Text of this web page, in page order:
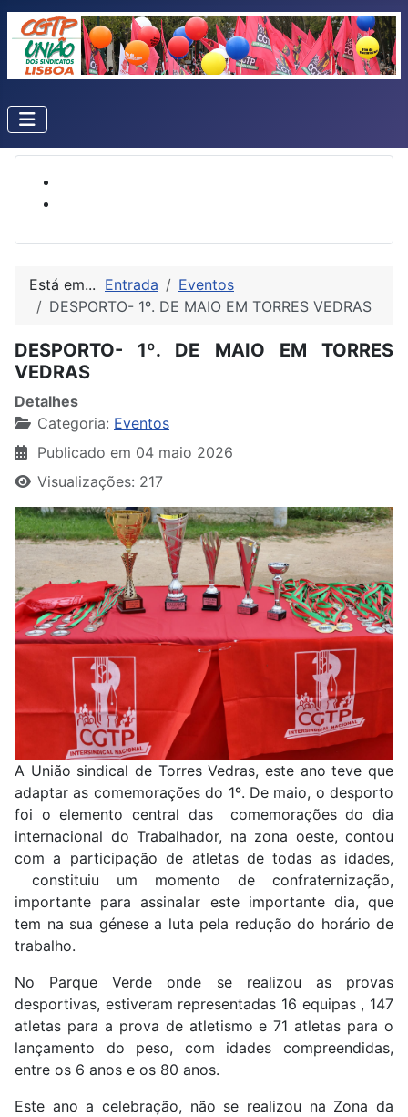
Está em... Entrada
Eventos
DESPORTO- 1º. DE MAIO EM TORRES VEDRAS
DESPORTO- 1º. DE MAIO EM TORRES
VEDRAS
Detalhes
Categoria: Eventos
Publicado em 04 maio 2026
Visualizações: 217
A União sindical de Torres Vedras, este ano teve que
adaptar as comemorações do 1º. De maio, o desporto
foi o elemento central das comemorações do dia
internacional do Trabalhador, na zona oeste, contou
com a participação de atletas de todas as idades,
constituiu um momento de confraternização,
importante para assinalar este importante dia, que
tem na sua génese a luta pela redução do horário de
trabalho.
No Parque Verde onde se realizou as provas
desportivas, estiveram representadas 16 equipas , 147
atletas para a prova de atletismo e 71 atletas para o
lançamento do peso, com idades compreendidas,
entre os 6 anos e os 80 anos.
Este ano a celebração, não se realizou na Zona da